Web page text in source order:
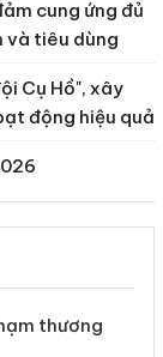
cung ứng đủ
và tiêu dùng
Cụ Hồ", xây
động hiệu quả
thương